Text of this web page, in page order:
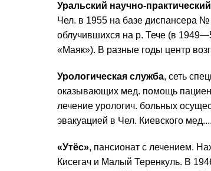
Уральский научно-
Чел. в 1955 на базе диспансера
облучившихся на р. Тече (в
«Маяк»). В разные годы центр
Урологическая служба, сеть
оказывающих мед. помощь
лечение урологич. больных
эвакуацией в Чел. Киевского мед....
«Утёс», пансионат с лечением.
Кисегач и Малый Теренкуль. В